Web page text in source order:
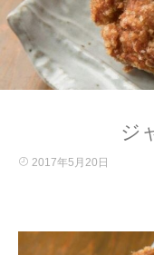
ジ
2017年5月20日